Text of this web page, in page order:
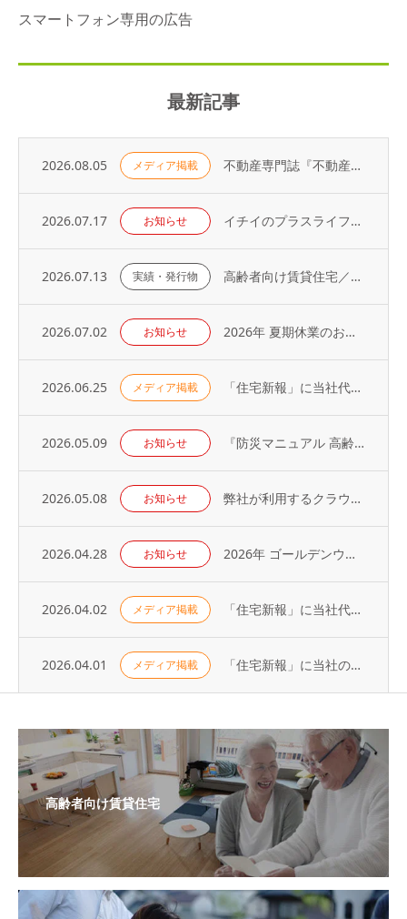
スマートフォン専用の広告
最新記事
2026.08.05 メディア掲載 不動産専門誌『不動産コンサルティングプラス』に弊社代表・荻野の寄稿記事が掲載されました
2026.07.17 お知らせ イチイのプラスライフサービス「 オーナーアプリ」導入のお知らせ
2026.07.13 実績・発行物 高齢者向け賃貸住宅／取り扱い戸数（2026年）
2026.07.02 お知らせ 2026年 夏期休業のお知らせ
2026.06.25 メディア掲載 「住宅新報」に当社代表の取材記事が掲載されました（2026年6月23日号）
2026.05.09 お知らせ 『防災マニュアル 高齢入居者・外国人入居者対応編』当社代表が制作に協力
2026.05.08 お知らせ 弊社が利用するクラウドサービスへの不正アクセス発生に関するお知らせとお詫び
2026.04.28 お知らせ 2026年 ゴールデンウィーク休業のお知らせ
2026.04.02 メディア掲載 「住宅新報」に当社代表の取材記事が掲載されました（2026年3月31日号）
2026.04.01 メディア掲載 「住宅新報」に当社の取り組みが掲載されました（2026年3月24日号）
高齢者向け賃貸住宅